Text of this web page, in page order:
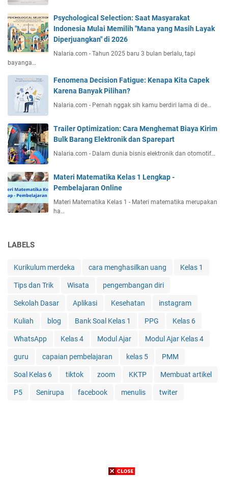
Psychological Selection: Saat Masyarakat
Indonesia Mulai Memilih "Mana yang Masih Layak
Diperjuangkan" di 2026
Nalaria.com - Tahun 2025 baru 3 bulan berlalu, tapi
bayanga…
Fenomena Decision Fatigue: Kenapa Kita Capek
Karena Banyak Pilihan?
Nalaria.com - Pernah nggak sih kamu berdiri lama di de…
Trailer Optimization: Cara Menghemat Biaya Kirim
Bulk Barang Elektronik dan Sparepart
Nalaria.com - Dalam dunia bisnis elektronik dan otomotif…
Materi Matematika Kelas 1 Lengkap -
Pembelajaran Online
Materi Matematika Kelas 1 - Materi matematika merupakan
ha…
LABELS
Kurikulum merdeka cara menghasilkan uang Kelas 1
Tips dan Trik Wisata pengembangan diri
Sekolah Dasar Aplikasi Kesehatan instagram
Kuliah blog Bank Soal Kelas 1 PPG Kelas 6
WhatsApp Kelas 4 Modul Ajar Modul Ajar Kelas 4
guru capaian pembelajaran kelas 5 PMM
Soal Kelas 6 tiktok zoom KKTP Membuat artikel
P5 Senirupa facebook menulis twiter